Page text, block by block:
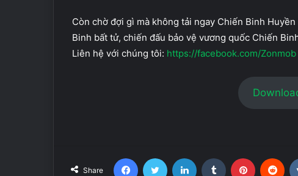
Còn chờ đợi gì mà không tải ngay Chiến Binh
Binh bất tử, chiến đấu bảo vệ vương quốc Chiến
Liên hệ với chúng tôi: https://facebook.com/Zonmob
Share
FacebookTwitter LinkedIn Tumblr Pinterest